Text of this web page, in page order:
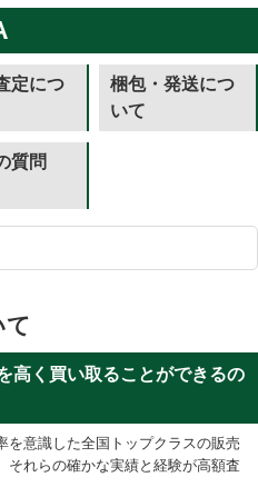
定につ
梱包・発送につ
いて
質問
て
高く買い取ることができるの
を意識した全国トップクラスの販売
それらの確かな実績と経験が高額査